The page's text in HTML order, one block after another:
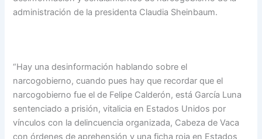
administración de la presidenta Claudia Sheinbaum.
“Hay una desinformación hablando sobre el
narcogobierno, cuando pues hay que recordar que el
narcogobierno fue el de Felipe Calderón, está García Luna
sentenciado a prisión, vitalicia en Estados Unidos por
vínculos con la delincuencia organizada, Cabeza de Vaca